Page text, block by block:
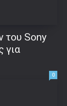
του Sony
για
0